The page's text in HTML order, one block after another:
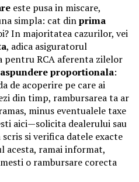
este pusa in miscare,
simpla: cat dinprima
In majoritatea cazurilor, vei
, adica asiguratorul
pentru RCA aferenta zilelor
proportionala:
de acoperire pe care ai
din timp, rambursarea ta ar
minus eventualele taxe
aici—solicita dealerului sau
si verifica datele exacte
acesta, ramai informat,
o rambursare corecta